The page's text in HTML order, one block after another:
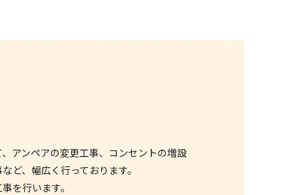
アンペアの変更工事、コンセントの増設
ど、幅広く行っております。
を行います。